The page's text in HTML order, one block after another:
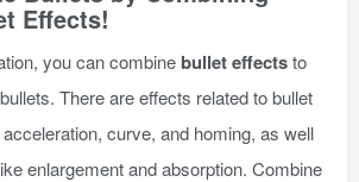
Effects!
you can combine bullet effectsto
There are effects related to bullet
curve, and homing, as well
enlargement and absorption. Combine